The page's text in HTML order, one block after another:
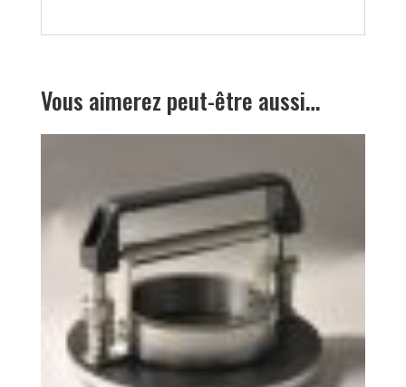
Vous aimerez peut-être aussi…